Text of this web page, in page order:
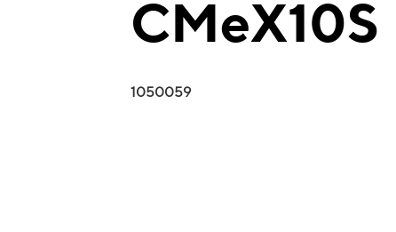
CMeX10S
1050059